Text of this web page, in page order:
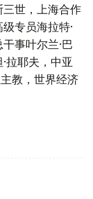
世，上海合作
专员海拉特·
事叶尔兰·巴
拉耶夫，中亚
教，世界经济